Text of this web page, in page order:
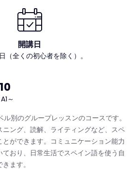
開講日
（全くの初心者を除く）。
～
ル別のグループレッスンのコースです。
ング、読解、ライティングなど、スペ
ができます。コミュニケーション能力
おり、日常生活でスペイン語を使う自
ます。